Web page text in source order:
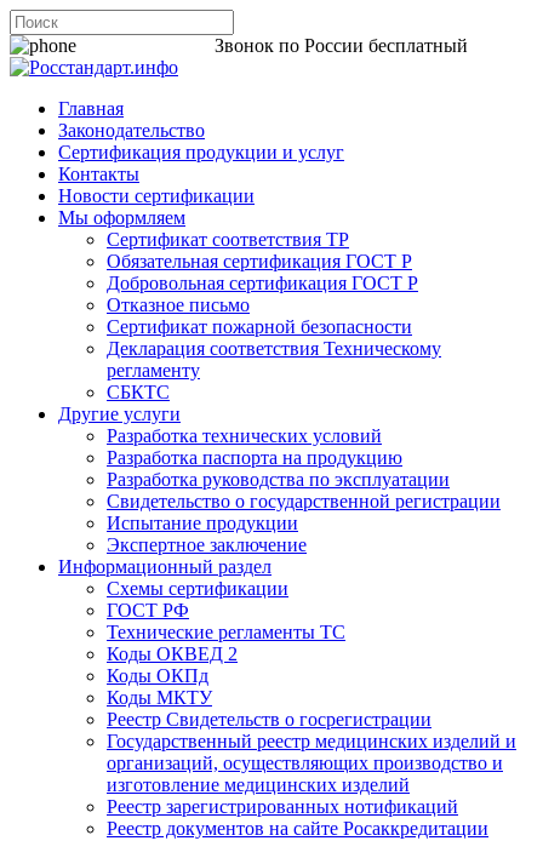
Звонок по России бесплатный
Главная
Законодательство
Сертификация продукции и услуг
Контакты
Новости сертификации
Мы оформляем
Сертификат соответствия ТР
Обязательная сертификация ГОСТ Р
Добровольная сертификация ГОСТ Р
Отказное письмо
Сертификат пожарной безопасности
Декларация соответствия Техническому
регламенту
СБКТС
Другие услуги
Разработка технических условий
Разработка паспорта на продукцию
Разработка руководства по эксплуатации
Свидетельство о государственной регистрации
Испытание продукции
Экспертное заключение
Информационный раздел
Схемы сертификации
ГОСТ РФ
Технические регламенты ТС
Коды ОКВЕД 2
Коды ОКПд
Коды МКТУ
Реестр Свидетельств о госрегистрации
Государственный реестр медицинских изделий и
организаций, осуществляющих производство и
изготовление медицинских изделий
Реестр зарегистрированных нотификаций
Реестр документов на сайте Росаккредитации